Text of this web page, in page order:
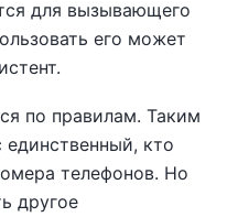
для вызывающего
его может
по правилам. Таким
кто
телефонов. Но
другое